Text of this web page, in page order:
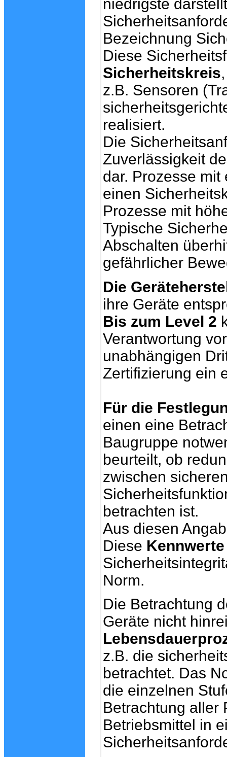
niedrigste
Bezeichnung
Diese
Sicherheitskreis
z.B. Sensoren
realisiert.
Die
Zuverlässigkeit
dar. Prozesse
einen
Prozesse mit
Typische
Abschalten
gefährlicher
Die
ihre Geräte
Bis zum Level 2
Verantwortung
unabhängigen
Zertifizierung ein
Für die
einen eine
Baugruppe
beurteilt, ob
zwischen
betrachten ist.
Aus diesen
Diese Kennwerte
Norm.
Die Betrachtung
Geräte nicht
z.B. die
betrachtet. Das
die einzelnen
Betrachtung aller
Betriebsmittel in